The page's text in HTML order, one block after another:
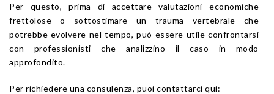
Per questo, prima di accettare valutazioni economiche
frettolose o sottostimare un trauma vertebrale che
potrebbe evolvere nel tempo, può essere utile confrontarsi
con professionisti che analizzino il caso in modo
approfondito.
Per richiedere una consulenza, puoi contattarci qui: